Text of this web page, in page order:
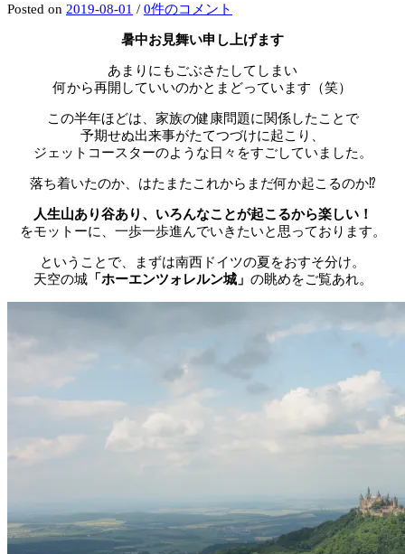
Posted on 2019-08-01 / 0件のコメント
暑中お見舞い申し上げます
あまりにもごぶさたしてしまい
何から再開していいのかとまどっています（笑）
この半年ほどは、家族の健康問題に関係したことで
予期せぬ出来事がたてつづけに起こり、
ジェットコースターのような日々をすごしていました。
落ち着いたのか、はたまたこれからまだ何か起こるのか⁉︎
人生山あり谷あり、いろんなことが起こるから楽しい！
をモットーに、一歩一歩進んでいきたいと思っております。
ということで、まずは南西ドイツの夏をおすそ分け。
天空の城「ホーエンツォレルン城」 の眺めをご覧あれ。